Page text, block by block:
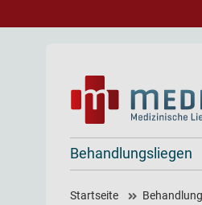
Behandlungsliegen
Startseite